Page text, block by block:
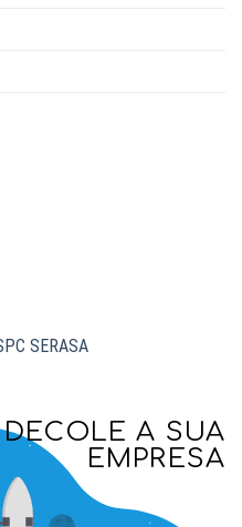
SERASA
DECOLE A SUA
EMPRESA